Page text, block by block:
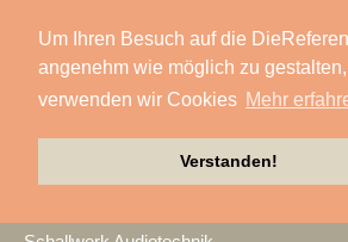
Um Ihren Besuch auf die
angenehm wie möglich zu gestalten,
verwenden wir Cookies Mehr
Verstanden!
Roland Pro A/V
S.E.A. Vertrieb
Salzbrenner
satis&fy